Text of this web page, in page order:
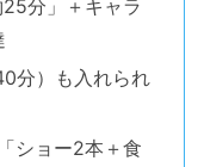
分」＋キャラ
分）も入れられ
ショー2本＋食